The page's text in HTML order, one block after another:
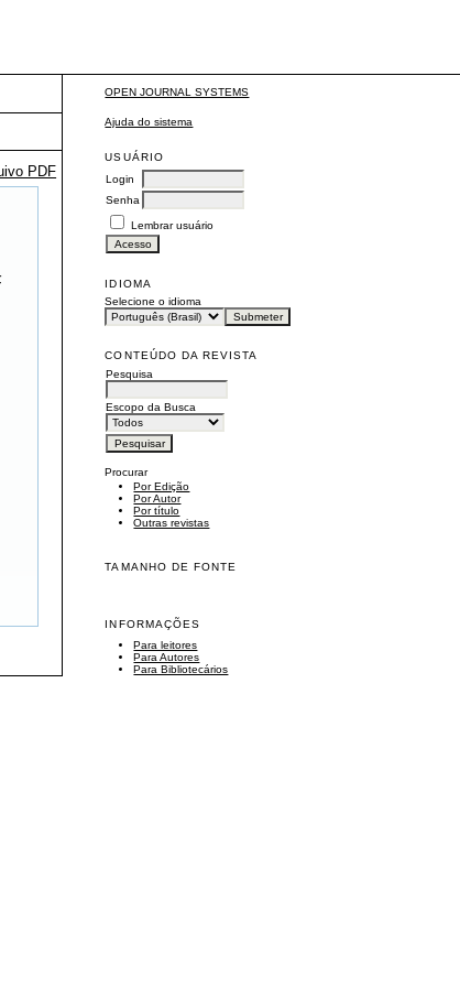
OPEN JOURNAL SYSTEMS
Ajuda do sistema
USUÁRIO
Login
Senha
Lembrar usuário
IDIOMA
Selecione o idioma
CONTEÚDO DA REVISTA
Pesquisa
Escopo da Busca
Procurar
Por Edição
Por Autor
Por título
Outras revistas
TAMANHO DE FONTE
INFORMAÇÕES
Para leitores
Para Autores
Para Bibliotecários
PDF